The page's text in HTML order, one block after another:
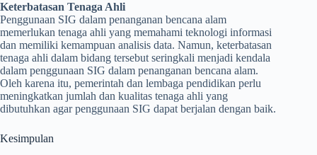
Keterbatasan Tenaga Ahli
Penggunaan SIG dalam penanganan bencana alam
memerlukan tenaga ahli yang memahami teknologi informasi
dan memiliki kemampuan analisis data. Namun, keterbatasan
tenaga ahli dalam bidang tersebut seringkali menjadi kendala
dalam penggunaan SIG dalam penanganan bencana alam.
Oleh karena itu, pemerintah dan lembaga pendidikan perlu
meningkatkan jumlah dan kualitas tenaga ahli yang
dibutuhkan agar penggunaan SIG dapat berjalan dengan baik.
Kesimpulan